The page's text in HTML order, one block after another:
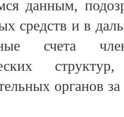
данным,
средств и в
счета
органов